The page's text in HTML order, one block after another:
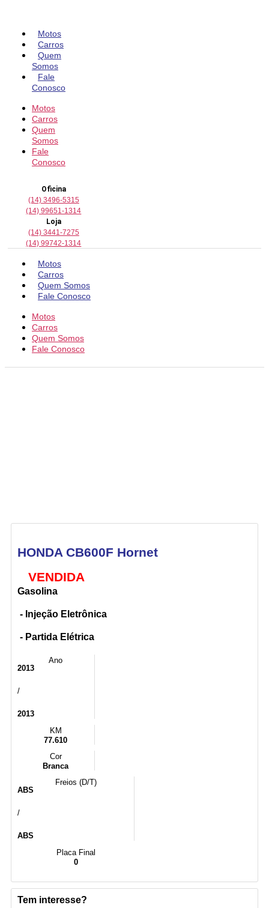
conteúdo
Motos
Carros
Quem
Somos
Fale
Conosco
Motos
Carros
Quem
Somos
Fale
Conosco
Oficina
(14) 3496-5315
(14) 99651-1314
Loja
(14) 3441-7275
(14) 99742-1314
Motos
Carros
Quem Somos
Fale Conosco
Motos
Carros
Quem Somos
Fale Conosco
HONDA CB600F Hornet
VENDIDA
Gasolina
- Injeção Eletrônica
- Partida Elétrica
Ano
2013
/
2013
KM
77.610
Cor
Branca
Freios (D/T)
ABS
/
ABS
Placa Final
0
Tem interesse?